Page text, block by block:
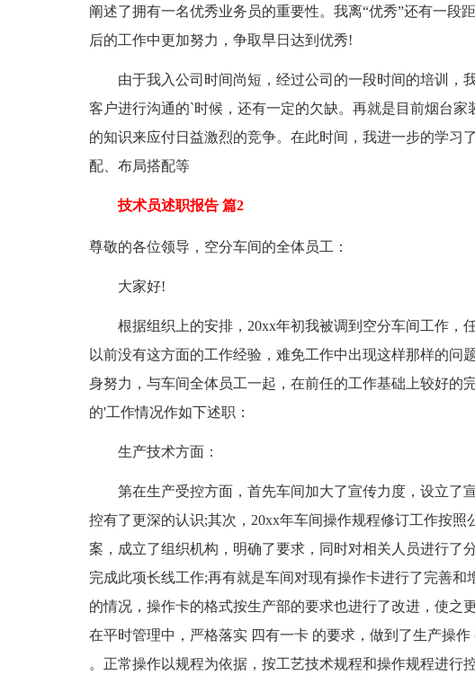
阐述了拥有一名优秀业务员的重要性。我离“优秀”还有一段
后的工作中更加努力，争取早日达到优秀!
由于我入公司时间尚短，经过公司的一段时间的培训，
客户进行沟通的`时候，还有一定的欠缺。再就是目前烟台
的知识来应付日益激烈的竞争。在此时间，我进一步的学习
配、布局搭配等
技术员述职报告 篇2
尊敬的各位领导，空分车间的全体员工：
大家好!
根据组织上的安排，20xx年初我被调到空分车间工作，
以前没有这方面的工作经验，难免工作中出现这样那样的问
身努力，与车间全体员工一起，在前任的工作基础上较好的
的'工作情况作如下述职：
生产技术方面：
第在生产受控方面，首先车间加大了宣传力度，设立了
控有了更深的认识;其次，20xx年车间操作规程修订工作按
案，成立了组织机构，明确了要求，同时对相关人员进行了
完成此项长线工作;再有就是车间对现有操作卡进行了完善
的情况，操作卡的格式按生产部的要求也进行了改进，使之
在平时管理中，严格落实 四有一卡 的要求，做到了生产操
。正常操作以规程为依据，按工艺技术规程和操作规程进行